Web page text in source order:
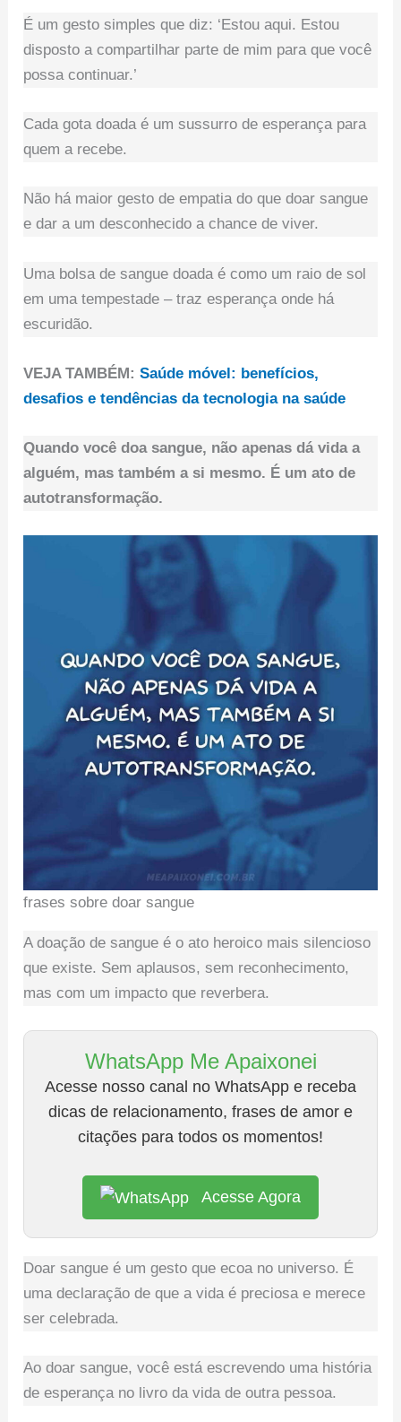
É um gesto simples que diz: ‘Estou aqui. Estou
disposto a compartilhar parte de mim para que você
possa continuar.’
Cada gota doada é um sussurro de esperança para
quem a recebe.
Não há maior gesto de empatia do que doar sangue
e dar a um desconhecido a chance de viver.
Uma bolsa de sangue doada é como um raio de sol
em uma tempestade – traz esperança onde há
escuridão.
VEJA TAMBÉM:Saúde móvel: benefícios,
desafios e tendências da tecnologia na saúde
Quando você doa sangue, não apenas dá vida a
alguém, mas também a si mesmo. É um ato de
autotransformação.
frases sobre doar sangue
A doação de sangue é o ato heroico mais silencioso
que existe. Sem aplausos, sem reconhecimento,
mas com um impacto que reverbera.
WhatsApp Me Apaixonei
Acesse nosso canal no WhatsApp e receba
dicas de relacionamento, frases de amor e
citações para todos os momentos!
Acesse Agora
Doar sangue é um gesto que ecoa no universo. É
uma declaração de que a vida é preciosa e merece
ser celebrada.
Ao doar sangue, você está escrevendo uma história
de esperança no livro da vida de outra pessoa.